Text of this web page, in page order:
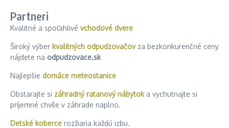
Partneri
Kvalitné a spoľahlivé vchodové dvere
Široký výber kvalitných odpudzovačovza bezkonkurenčné ceny
nájdete na odpudzovace.sk
Najlepšie domáce meteostanice
Obstarajte si záhradný ratanový nábytoka vychutnajte si
príjemné chvíle v záhrade naplno.
Detské koberce rozžiaria každú izbu.